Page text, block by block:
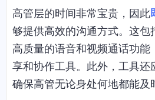
高管层的时间非常宝贵，因此
够提供高效的沟通方式。这包
高质量的语音和视频通话功
享和协作工具。此外，工具还
确保高管无论身处何地都能及